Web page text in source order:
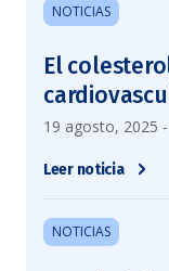
NOTICIAS
El
19 agosto, 2025
Leer noticia
NOTICIAS